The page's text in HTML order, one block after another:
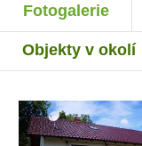
Fotogalerie
Objekty v okolí